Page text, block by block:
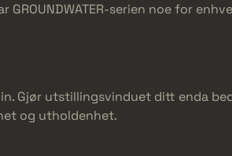
serien noe for
Gjør utstillingsvinduet ditt enda
og utholdenhet.